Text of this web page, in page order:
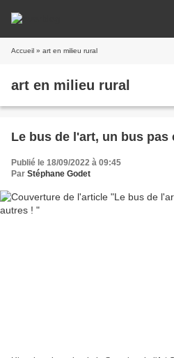
Accueil » art en milieu rural
art en milieu rural
Le bus de l'art, un bus pas
Publié le 18/09/2022 à 09:45
Par Stéphane Godet